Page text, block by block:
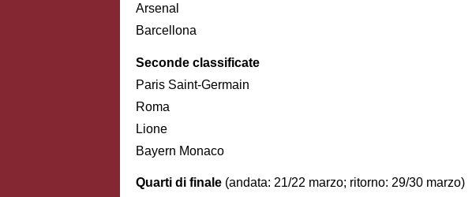
Arsenal
Barcellona
Seconde classificate
Paris Saint-Germain
Roma
Lione
Bayern Monaco
Quarti di finale (andata: 21/22 marzo; ritorno: 29/30 marzo)